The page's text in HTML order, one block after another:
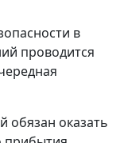
в
проводится
обязан оказать